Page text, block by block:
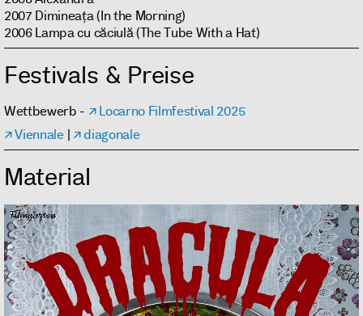
2007 Dimineața (In the Morning)
2006 Lampa cu căciulă (The Tube With a Hat)
Festivals & Preise
Wettbewerb -
Locarno Filmfestival 2025
Viennale| diagonale
Material